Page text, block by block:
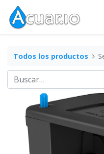
Todos los productos